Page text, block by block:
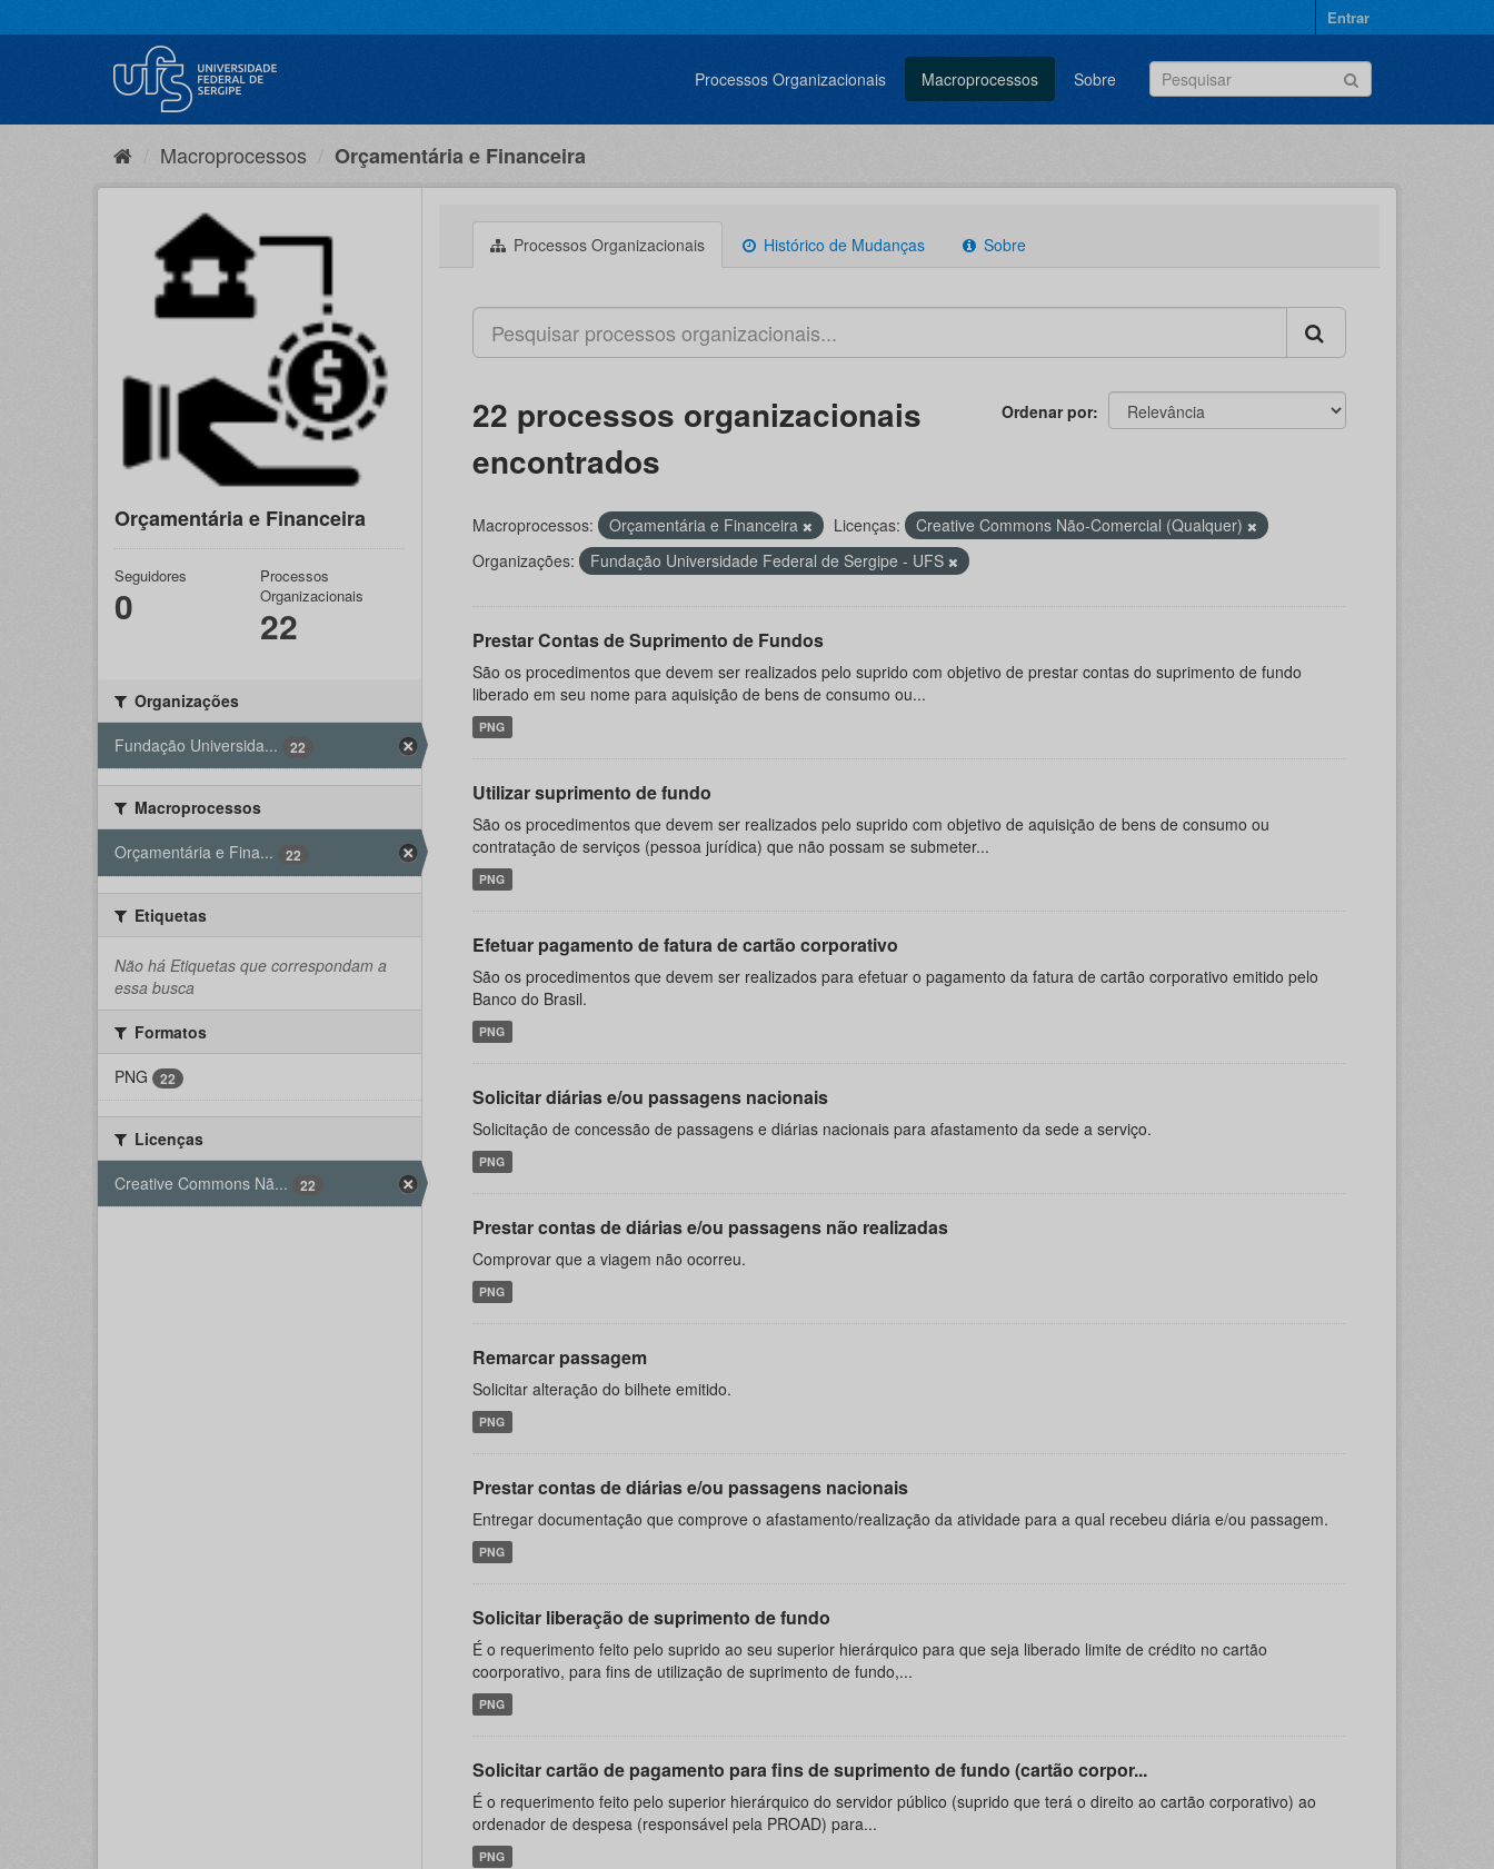
para
Entrar
Processos Organizacionais Macroprocessos Sobre
Macroprocessos Orçamentária e Financeira
Orçamentária e Financeira
Seguidores
0
Processos
Organizacionais
22
Organizações
Fundação Universida...
22
Macroprocessos
Orçamentária e Fina...
22
Etiquetas
Não há Etiquetas que correspondam a
essa busca
Formatos
PNG
22
Licenças
Creative Commons Nã...
22
Processos Organizacionais Histórico de Mudanças Sobre
Ordenar por
22 processos organizacionais
encontrados
Macroprocessos: Orçamentária e Financeira Licenças:
Creative Commons Não-Comercial (Qualquer)
Organizações:
Fundação Universidade Federal de Sergipe - UFS
Prestar Contas de Suprimento de Fundos
São os procedimentos que devem ser realizados pelo suprido com objetivo de prestar contas do suprimento de fundo
liberado em seu nome para aquisição de bens de consumo ou...
PNG
Utilizar suprimento de fundo
São os procedimentos que devem ser realizados pelo suprido com objetivo de aquisição de bens de consumo ou
contratação de serviços (pessoa jurídica) que não possam se submeter...
PNG
Efetuar pagamento de fatura de cartão corporativo
São os procedimentos que devem ser realizados para efetuar o pagamento da fatura de cartão corporativo emitido pelo
Banco do Brasil.
PNG
Solicitar diárias e/ou passagens nacionais
Solicitação de concessão de passagens e diárias nacionais para afastamento da sede a serviço.
PNG
Prestar contas de diárias e/ou passagens não realizadas
Comprovar que a viagem não ocorreu.
PNG
Remarcar passagem
Solicitar alteração do bilhete emitido.
PNG
Prestar contas de diárias e/ou passagens nacionais
Entregar documentação que comprove o afastamento/realização da atividade para a qual recebeu diária e/ou passagem.
PNG
Solicitar liberação de suprimento de fundo
É o requerimento feito pelo suprido ao seu superior hierárquico para que seja liberado limite de crédito no cartão
coorporativo, para fins de utilização de suprimento de fundo,...
PNG
Solicitar cartão de pagamento para fins de suprimento de fundo (cartão corpor...
É o requerimento feito pelo superior hierárquico do servidor público (suprido que terá o direito ao cartão corporativo) ao
ordenador de despesa (responsável pela PROAD) para...
PNG